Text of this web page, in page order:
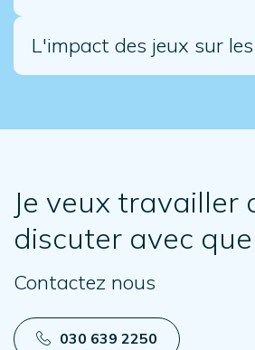
L'impact des jeux sur
Je veux travailler
discuter avec
Contactez nous
030 639 2250